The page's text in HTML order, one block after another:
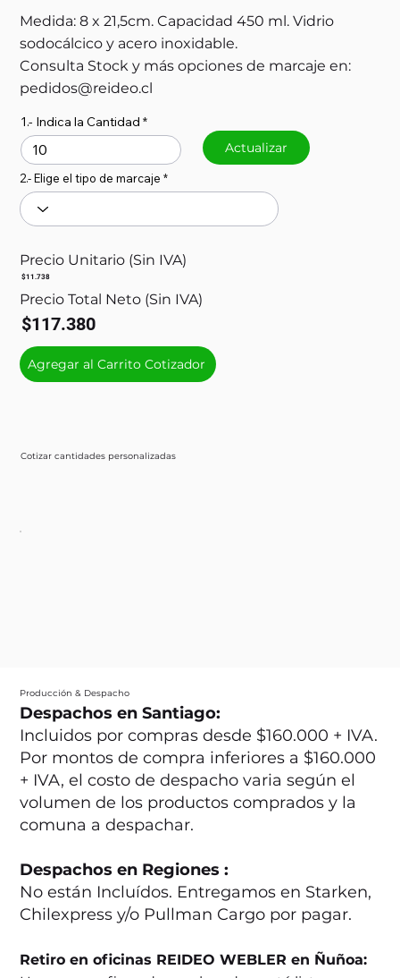
Medida: 8 x 21,5cm. Capacidad 450 ml. Vidrio
sodocálcico y acero inoxidable.
Consulta Stock y más opciones de marcaje en:
pedidos@reideo.cl
Cotizar cantidades personalizadas
1.- Indica la Cantidad
Actualizar
2.- Elige el tipo de marcaje
Precio Unitario (Sin IVA)
$11.738
Precio Total Neto (Sin IVA)
$117.380
Agregar al Carrito Cotizador
Producción & Despacho
Despachos en Santiago:
Incluidos por compras desde $160.000 + IVA.
Por montos de compra inferiores a $160.000
+ IVA, el costo de despacho varia según el
volumen de los productos comprados y la
comuna a despachar.
Despachos en Regiones :
No están Incluídos. Entregamos en Starken,
Chilexpress y/o Pullman Cargo por pagar.
Retiro en oficinas REIDEO WEBLER en Ñuñoa: